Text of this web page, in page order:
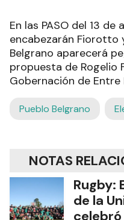
En las PASO del 13
encabezarán Fiorotto
Belgrano aparecerá
propuesta de Rogelio
Gobernación de Entre
Pueblo Belgrano
NOTAS
Rugby:
de la